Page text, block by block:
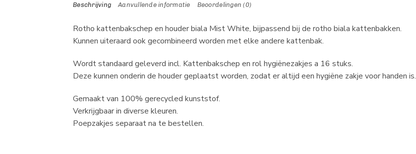
Beschrijving Aanvullende informatie Beoordelingen (0)
Rotho kattenbakschep en houder biala Mist White, bijpassend bij de rotho biala kattenbakken.
Kunnen uiteraard ook gecombineerd worden met elke andere kattenbak.
Wordt standaard geleverd incl. Kattenbakschep en rol hygiënezakjes a 16 stuks.
Deze kunnen onderin de houder geplaatst worden, zodat er altijd een hygiëne zakje voor handen is.
Gemaakt van 100% gerecycled kunststof.
Verkrijgbaar in diverse kleuren.
Poepzakjes separaat na te bestellen.